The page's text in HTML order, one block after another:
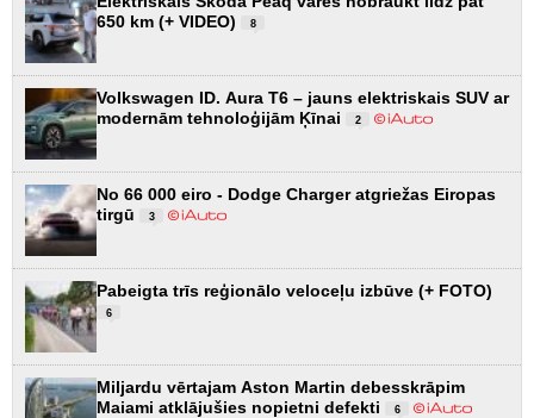
650 km (+ VIDEO)
8
Volkswagen ID. Aura T6 – jauns elektriskais SUV ar
modernām tehnoloģijām Ķīnai
2
No 66 000 eiro - Dodge Charger atgriežas Eiropas
tirgū
3
Pabeigta trīs reģionālo veloceļu izbūve (+ FOTO)
6
Miljardu vērtajam Aston Martin debesskrāpim
Maiami atklājušies nopietni defekti
6